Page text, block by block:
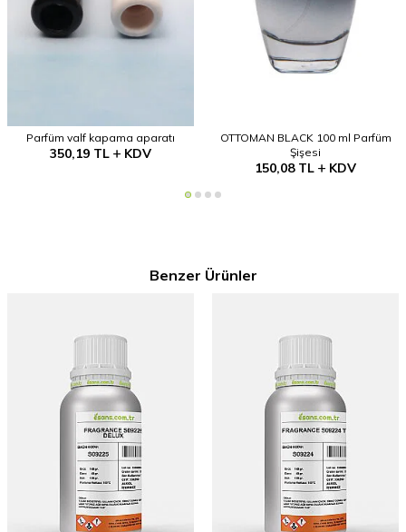
Parfüm valf kapama aparatı
350,19TL KDV
OTTOMAN BLACK 100 ml Parfüm
Şişesi
150,08TL KDV
Benzer Ürünler